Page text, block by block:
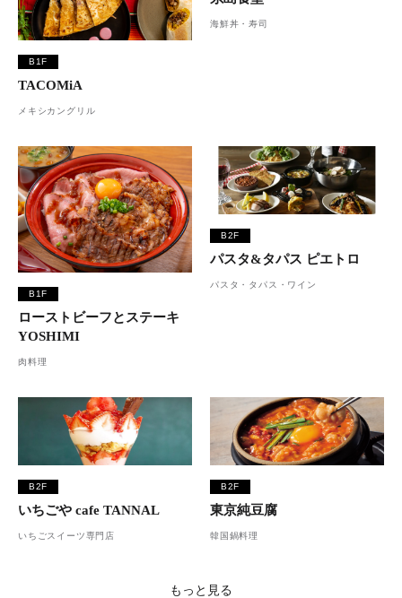
B1F
TACOMiA
メキシカングリル
海鮮丼・寿司
B1F
ローストビーフとステーキ
YOSHIMI
肉料理
B2F
パスタ&タパス ピエトロ
パスタ・タパス・ワイン
B2F
いちごや cafe TANNAL
いちごスイーツ専門店
B2F
東京純豆腐
韓国鍋料理
もっと見る